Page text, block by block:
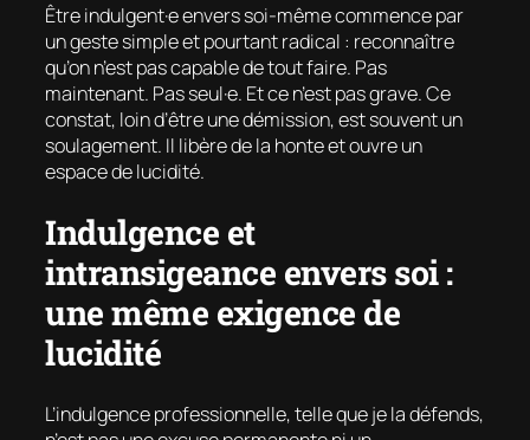
Être indulgent·e envers soi-même commence par
un geste simple et pourtant radical : reconnaître
qu’on n’est pas capable de tout faire. Pas
maintenant. Pas seul·e. Et ce n’est pas grave. Ce
constat, loin d’être une démission, est souvent un
soulagement. Il libère de la honte et ouvre un
espace de lucidité.
Indulgence et
intransigeance envers soi :
une même exigence de
lucidité
L’indulgence professionnelle, telle que je la défends,